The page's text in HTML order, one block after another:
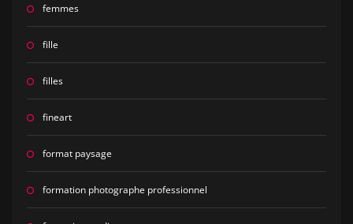
femmes
fille
filles
fineart
format paysage
formation photographe professionnel